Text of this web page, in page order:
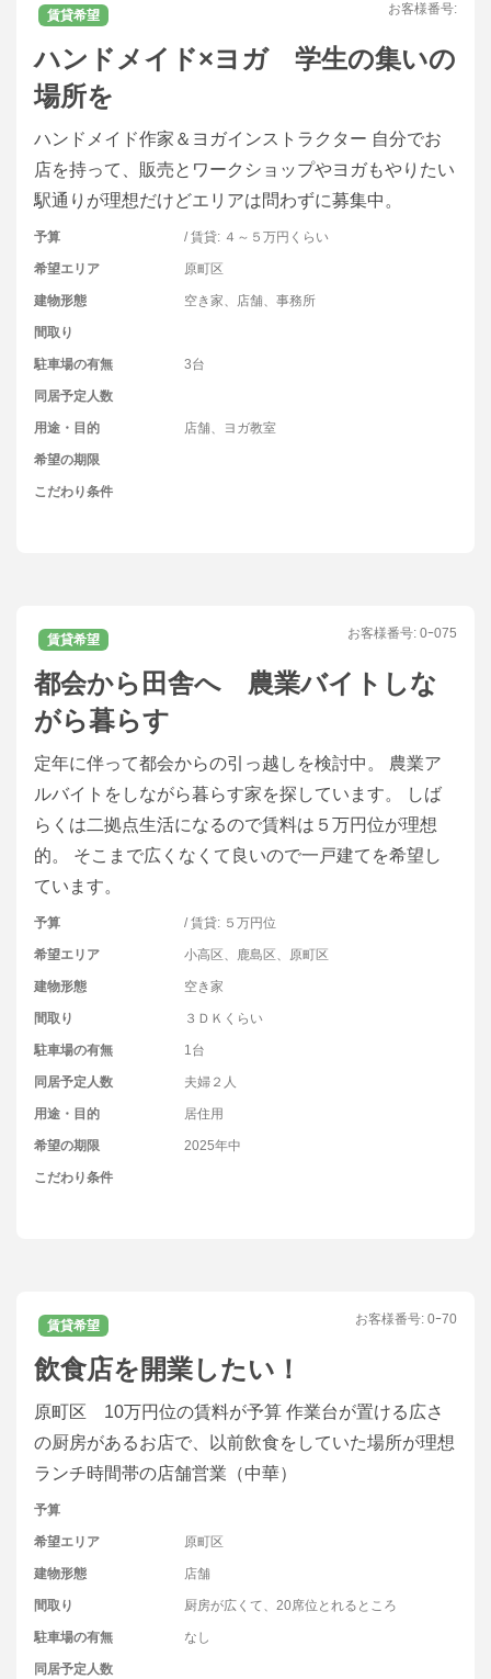
賃貸希望 お客様番号:
ハンドメイド×ヨガ 学生の集いの
場所を
ハンドメイド作家＆ヨガインストラクター 自分でお
店を持って、販売とワークショップやヨガもやりたい
駅通りが理想だけどエリアは問わずに募集中。
予算 / 賃貸: ４～５万円くらい
希望エリア 原町区
建物形態 空き家、店舗、事務所
間取り
駐車場の有無 3台
同居予定人数
用途・目的 店舗、ヨガ教室
希望の期限
こだわり条件
賃貸希望 お客様番号: 0ｰ075
都会から田舎へ 農業バイトしな
がら暮らす
定年に伴って都会からの引っ越しを検討中。 農業ア
ルバイトをしながら暮らす家を探しています。 しば
らくは二拠点生活になるので賃料は５万円位が理想
的。 そこまで広くなくて良いので一戸建てを希望し
ています。
予算 / 賃貸: ５万円位
希望エリア 小高区、鹿島区、原町区
建物形態 空き家
間取り ３ＤＫくらい
駐車場の有無 1台
同居予定人数 夫婦２人
用途・目的 居住用
希望の期限 2025年中
こだわり条件
賃貸希望 お客様番号: 0ｰ70
飲食店を開業したい！
原町区 10万円位の賃料が予算 作業台が置ける広さ
の厨房があるお店で、以前飲食をしていた場所が理想
ランチ時間帯の店舗営業（中華）
予算
希望エリア 原町区
建物形態 店舗
間取り 厨房が広くて、20席位とれるところ
駐車場の有無 なし
同居予定人数